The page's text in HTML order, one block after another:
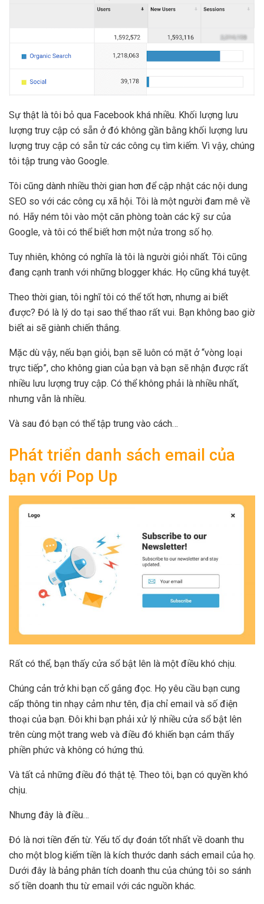
Sự thật là tôi bỏ qua Facebook khá nhiều. Khối lượng lưu
lượng truy cập có sẵn ở đó không gần bằng khối lượng lưu
lượng truy cập có sẵn từ các công cụ tìm kiếm. Vì vậy, chúng
tôi tập trung vào Google.
Tôi cũng dành nhiều thời gian hơn để cập nhật các nội dung
SEO so với các công cụ xã hội. Tôi là một người đam mê về
nó. Hãy ném tôi vào một căn phòng toàn các kỹ sư của
Google, và tôi có thể biết hơn một nửa trong số họ.
Tuy nhiên, không có nghĩa là tôi là người giỏi nhất. Tôi cũng
đang cạnh tranh với những blogger khác. Họ cũng khá tuyệt.
Theo thời gian, tôi nghĩ tôi có thể tốt hơn, nhưng ai biết
được? Đó là lý do tại sao thể thao rất vui. Bạn không bao giờ
biết ai sẽ giành chiến thắng.
Mặc dù vậy, nếu bạn giỏi, bạn sẽ luôn có mặt ở “vòng loại
trực tiếp”, cho không gian của bạn và bạn sẽ nhận được rất
nhiều lưu lượng truy cập. Có thể không phải là nhiều nhất,
nhưng vẫn là nhiều.
Và sau đó bạn có thể tập trung vào cách…
Phát triển danh sách email của
bạn với Pop Up
Rất có thể, bạn thấy cửa sổ bật lên là một điều khó chịu.
Chúng cản trở khi bạn cố gắng đọc. Họ yêu cầu bạn cung
cấp thông tin nhạy cảm như tên, địa chỉ email và số điện
thoại của bạn. Đôi khi bạn phải xử lý nhiều cửa sổ bật lên
trên cùng một trang web và điều đó khiến bạn cảm thấy
phiền phức và không có hứng thú.
Và tất cả những điều đó thật tệ. Theo tôi, bạn có quyền khó
chịu.
Nhưng đây là điều…
Đó là nơi tiền đến từ. Yếu tố dự đoán tốt nhất về doanh thu
cho một blog kiếm tiền là kích thước danh sách email của họ.
Dưới đây là bảng phân tích doanh thu của chúng tôi so sánh
số tiền doanh thu từ email với các nguồn khác.